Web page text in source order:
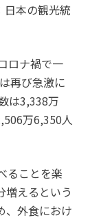
日本の観光統
ロナ禍で一
再び急激に
は3,338万
万6,350人
ることを楽
増えるという
、外食におけ